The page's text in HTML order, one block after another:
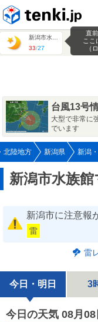
33/27
直
ここ
（
台風13号
大型で非常に
でいます
北陸地方 新潟県 新潟
新潟市水族
新潟市に注意報
雷
雷
今日・明日 3
今日の天気 08月08